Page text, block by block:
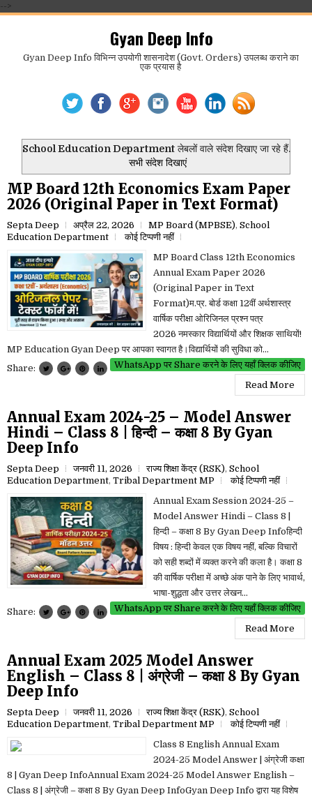
-->
Gyan Deep Info
Gyan Deep Info विभिन्न उपयोगी शासनादेश (Govt. Orders) उपलब्ध कराने का
एक प्रयास है
School Education Departmentलेबलों वाले संदेश दिखाए जा रहे हैं.
सभी संदेश दिखाएं
MP Board 12th Economics Exam Paper
2026 (Original Paper in Text Format)
Septa Deep अप्रैल 22, 2026 MP Board (MPBSE), School
Education Department
कोई टिप्पणी नहीं
MP Board Class 12th Economics
Annual Exam Paper 2026
(Original Paper in Text
Format)म.प्र. बोर्ड कक्षा 12वीं अर्थशास्त्र
वार्षिक परीक्षा ओरिजिनल प्रश्न पत्र
2026 नमस्कार विद्यार्थियों और शिक्षक साथियों!
MP Education Gyan Deep पर आपका स्वागत है।विद्यार्थियों की सुविधा को...
WhatsApp पर Share करने के लिए यहाँ क्लिक कीजिए
Share:
Read More
Annual Exam 2024-25 – Model Answer
Hindi – Class 8 | हिन्दी – कक्षा 8 By Gyan
Deep Info
Septa Deep जनवरी 11, 2026 राज्य शिक्षा केंद्र (RSK), School
Education Department, Tribal Department MP
कोई टिप्पणी नहीं
Annual Exam Session 2024-25 –
Model Answer Hindi – Class 8 |
हिन्दी – कक्षा 8 By Gyan Deep Infoहिन्दी
विषय : हिन्दी केवल एक विषय नहीं, बल्कि विचारों
को सही शब्दों में व्यक्त करने की कला है। कक्षा 8
की वार्षिक परीक्षा में अच्छे अंक पाने के लिए भावार्थ,
भाषा-शुद्धता और उत्तर लेखन...
WhatsApp पर Share करने के लिए यहाँ क्लिक कीजिए
Share:
Read More
Annual Exam 2025 Model Answer
English – Class 8 | अंग्रेजी – कक्षा 8 By Gyan
Deep Info
Septa Deep जनवरी 11, 2026 राज्य शिक्षा केंद्र (RSK), School
Education Department, Tribal Department MP
कोई टिप्पणी नहीं
Class 8 English Annual Exam
2024-25 Model Answer | अंग्रेजी कक्षा
8 | Gyan Deep InfoAnnual Exam 2024-25 Model Answer English –
Class 8 | अंग्रेजी – कक्षा 8 By Gyan Deep InfoGyan Deep Info द्वारा यह विशेष